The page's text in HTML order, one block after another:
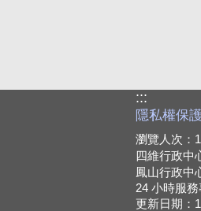
:::
隱私權保
瀏覽人次：
四維行政中
鳳山行政中
24 小時服
更新日期：